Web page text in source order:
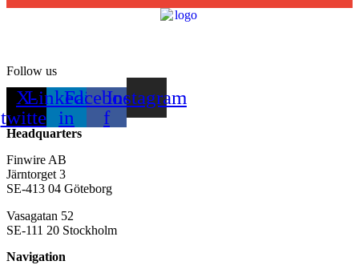
Follow us
X-
twitter
Linkedin-
in
Facebook-
f
Instagram
Headquarters
Finwire AB
Järntorget 3
SE-413 04 Göteborg
Vasagatan 52
SE-111 20 Stockholm
Navigation